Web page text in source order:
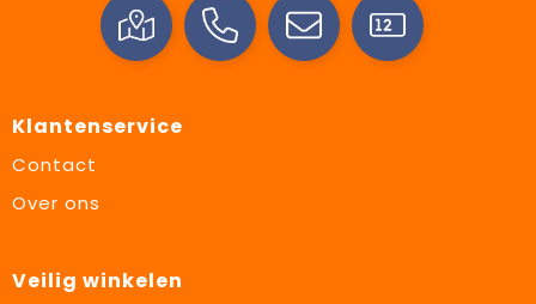
Klantenservice
Contact
Over ons
Veilig winkelen